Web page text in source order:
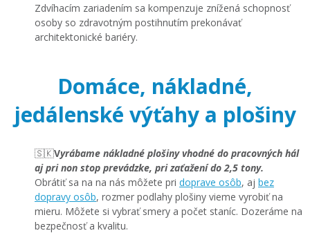
Zdvíhacím zariadením sa kompenzuje znížená schopnosť
osoby so zdravotným postihnutím prekonávať
architektonické bariéry.
Domáce, nákladné,
jedálenské výťahy a plošiny
🇸🇰Vyrábame nákladné plošiny vhodné do pracovných hál
aj pri non stop prevádzke, pri zaťažení do 2,5 tony.
​Obrátiť sa na na nás môžete pri doprave osôb, aj bez
dopravy osôb, rozmer podlahy plošiny vieme vyrobiť na
mieru. Môžete si vybrať smery a počet staníc. Dozeráme na
bezpečnosť a kvalitu.